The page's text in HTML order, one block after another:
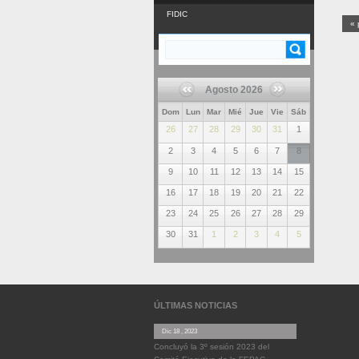
«
FIDIC
BÚSQUEDA
Agosto 2026
Dom Lun Mar Mié Jue Vie Sáb
26 27 28 29 30 31 1
2 3 4 5 6 7 8
9 10 11 12 13 14 15
16 17 18 19 20 21 22
23 24 25 26 27 28 29
30 31 1 2 3 4 5
ÚLTIMAS NOTICIAS
Dic 18 , 2023
Concluyó la 3º sesión 2023 del